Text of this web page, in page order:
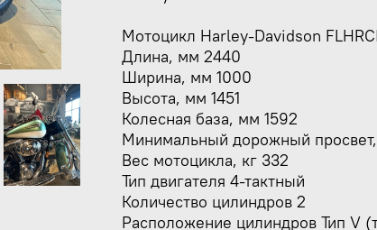
Мотоцикл Harley-Davidson
Длина, мм 2440
Ширина, мм 1000
Высота, мм 1451
Колесная база, мм 1592
Минимальный дорожный
Вес мотоцикла, кг 332
Тип двигателя 4-тактный
Количество цилиндров 2
Расположение цилиндров Тип V